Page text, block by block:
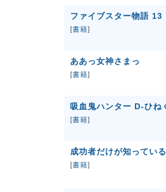
ファイブスター物語 13
[書籍]
ああっ女神さまっ
[書籍]
吸血鬼ハンター D-ひね
[書籍]
成功者だけが知ってい
[書籍]